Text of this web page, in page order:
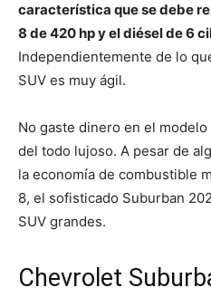
característica que se debe
8 de 420 hp y el diésel de 6
Independientemente de lo
SUV es muy ágil.
No gaste dinero en el
del todo lujoso. A pesar de
la economía de combustible
8, el sofisticado Suburban
SUV grandes.
Chevrolet